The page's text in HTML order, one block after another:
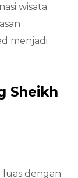
wisata
menjadi
Sheikh
luas dengan